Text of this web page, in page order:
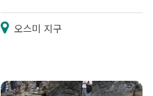
오스미 지구